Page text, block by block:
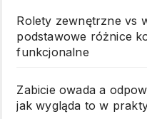
Rolety zewnętrzne vs
podstawowe różnice
funkcjonalne
Zabicie owada a
jak wygląda to w